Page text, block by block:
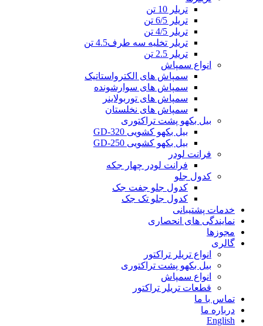
تریلر 10 تن
تریلر 6/5 تن
تریلر 4/5 تن
تریلر تخلیه سه طرف4.5 تن
تریلر 2.5 تن
انواع سمپاش
سمپاش های الکترواستاتیک
سمپاش های سوارشونده
سمپاش های توربولاینر
سمپاش های نخلستان
بیل بکهو پشت تراکتوری
بیل بکهو کشویی GD-320
بیل بکهو کشویی GD-250
فرانت لودر
فرانت لودر چهار جکه
کدول جلو
کدول جلو جفت جک
کدول جلو تک جک
خدمات پشتیبانی
نمایندگی های انحصاری
مجوزها
گالری
انواع تریلر تراکتور
بیل بکهو پشت تراکتوری
انواع سمپاش
قطعات تریلر تراکتور
تماس با ما
درباره ما
English